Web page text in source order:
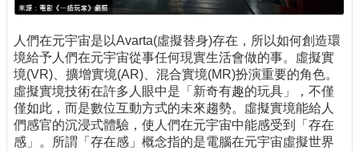
人們在元宇宙是以Avarta(虛擬替身)存在，所以如何創造環
境給予人們在元宇宙從事任何現實生活會做的事。虛擬實
境(VR)、擴增實境(AR)、混合實境(MR)扮演重要的角色。
虛擬實境技術在許多人眼中是「新奇有趣的玩具」，不僅
僅如此，而是數位互動方式的未來趨勢。虛擬實境能給人
們感官的沉浸式體驗，使人們在元宇宙中能感受到「存在
感」。所謂「存在感」概念指的是電腦在元宇宙虛擬世界